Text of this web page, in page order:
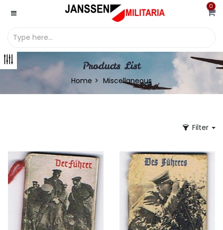
0
Products List
Home Miscellaneous
Filter